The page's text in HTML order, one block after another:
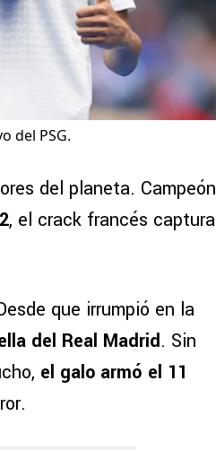
del PSG.
del planeta. Campeón
, el crack francés captura
que irrumpió en la
del Real Madrid. Sin
el galo armó el 11